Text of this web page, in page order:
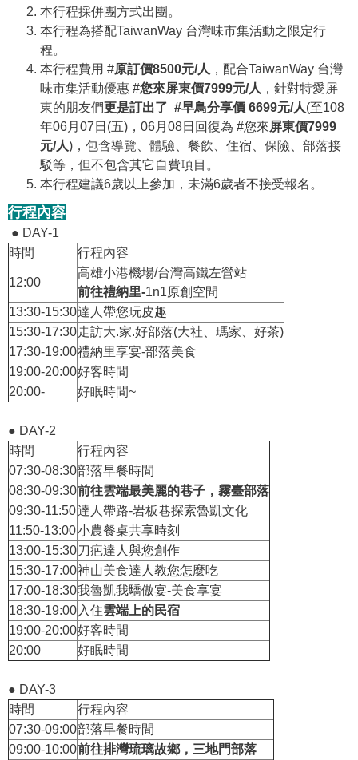
本行程採併團方式出團。
本行程為搭配TaiwanWay 台灣味市集活動之限定行
程。
本行程費用 #原訂價8500元/人 ，配合TaiwanWay 台灣
味市集活動優惠 #您來屏東價7999元/人 ，針對特愛屏
東的朋友們更是訂出了 #早鳥分享價 6699元/人(至108
年06月07日(五)，06月08日回復為 #您來屏東價7999
元/人)，包含導覽、體驗、餐飲、住宿、保險、部落接
駁等，但不包含其它自費項目。
本行程建議6歲以上參加，未滿6歲者不接受報名。
行程內容
● DAY-1
時間
行程內容
12:00
高雄小港機場/台灣高鐵左營站
前往禮納里-1n1原創空間
13:30-15:30達人帶您玩皮趣
15:30-17:30走訪大.家.好部落(大社、瑪家、好茶)
17:30-19:00禮納里享宴-部落美食
19:00-20:00好客時間
20:00-
好眠時間~
● DAY-2
時間
行程內容
07:30-08:30部落早餐時間
08:30-09:30前往雲端最美麗的巷子，霧臺部落
09:30-11:50達人帶路-岩板巷探索魯凱文化
11:50-13:00小農餐桌共享時刻
13:00-15:30刀疤達人與您創作
15:30-17:00神山美食達人教您怎麼吃
17:00-18:30我魯凱我驕傲宴-美食享宴
18:30-19:00 入住雲端上的民宿
19:00-20:00好客時間
20:00
好眠時間
● DAY-3
時間
行程內容
07:30-09:00部落早餐時間
09:00-10:00前往排灣琉璃故鄉，三地門部落